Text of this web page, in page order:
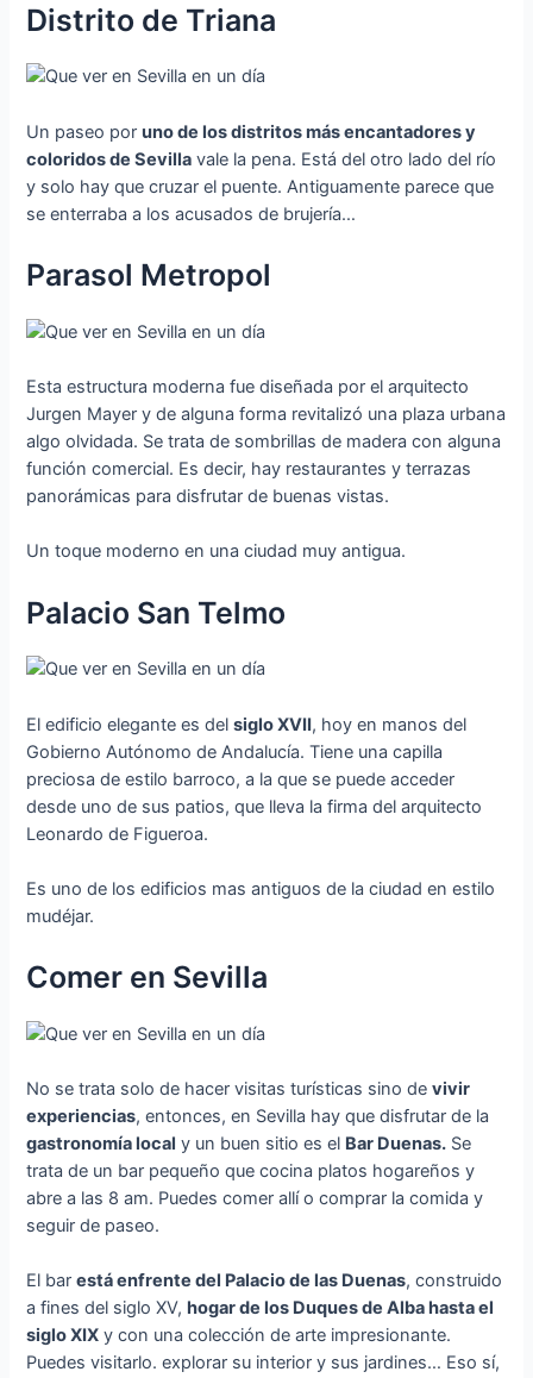
Distrito de Triana
Un paseo poruno de los distritos más encantadores y
coloridos de Sevilla vale la pena. Está del otro lado del río
y solo hay que cruzar el puente. Antiguamente parece que
se enterraba a los acusados de brujería…
Parasol Metropol
Esta estructura moderna fue diseñada por el arquitecto
Jurgen Mayer y de alguna forma revitalizó una plaza urbana
algo olvidada. Se trata de sombrillas de madera con alguna
función comercial. Es decir, hay restaurantes y terrazas
panorámicas para disfrutar de buenas vistas.
Un toque moderno en una ciudad muy antigua.
Palacio San Telmo
El edificio elegante es delsiglo XVII, hoy en manos del
Gobierno Autónomo de Andalucía. Tiene una capilla
preciosa de estilo barroco, a la que se puede acceder
desde uno de sus patios, que lleva la firma del arquitecto
Leonardo de Figueroa.
Es uno de los edificios mas antiguos de la ciudad en estilo
mudéjar.
Comer en Sevilla
No se trata solo de hacer visitas turísticas sino devivir
experiencias, entonces, en Sevilla hay que disfrutar de la
gastronomía local y un buen sitio es el Bar Duenas. Se
trata de un bar pequeño que cocina platos hogareños y
abre a las 8 am. Puedes comer allí o comprar la comida y
seguir de paseo.
El barestá enfrente del Palacio de las Duenas, construido
a fines del siglo XV, hogar de los Duques de Alba hasta el
siglo XIX y con una colección de arte impresionante.
Puedes visitarlo. explorar su interior y sus jardines… Eso sí,